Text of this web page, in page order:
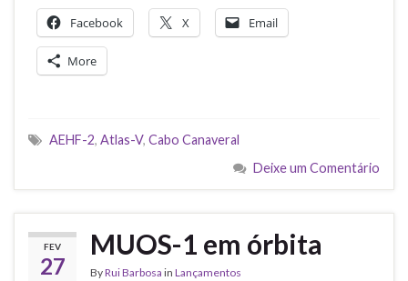
Facebook X Email
More
AEHF-2, Atlas-V, Cabo Canaveral
Deixe um Comentário
FEV
27
MUOS-1 em órbita
ByRui Barbosa in Lançamentos